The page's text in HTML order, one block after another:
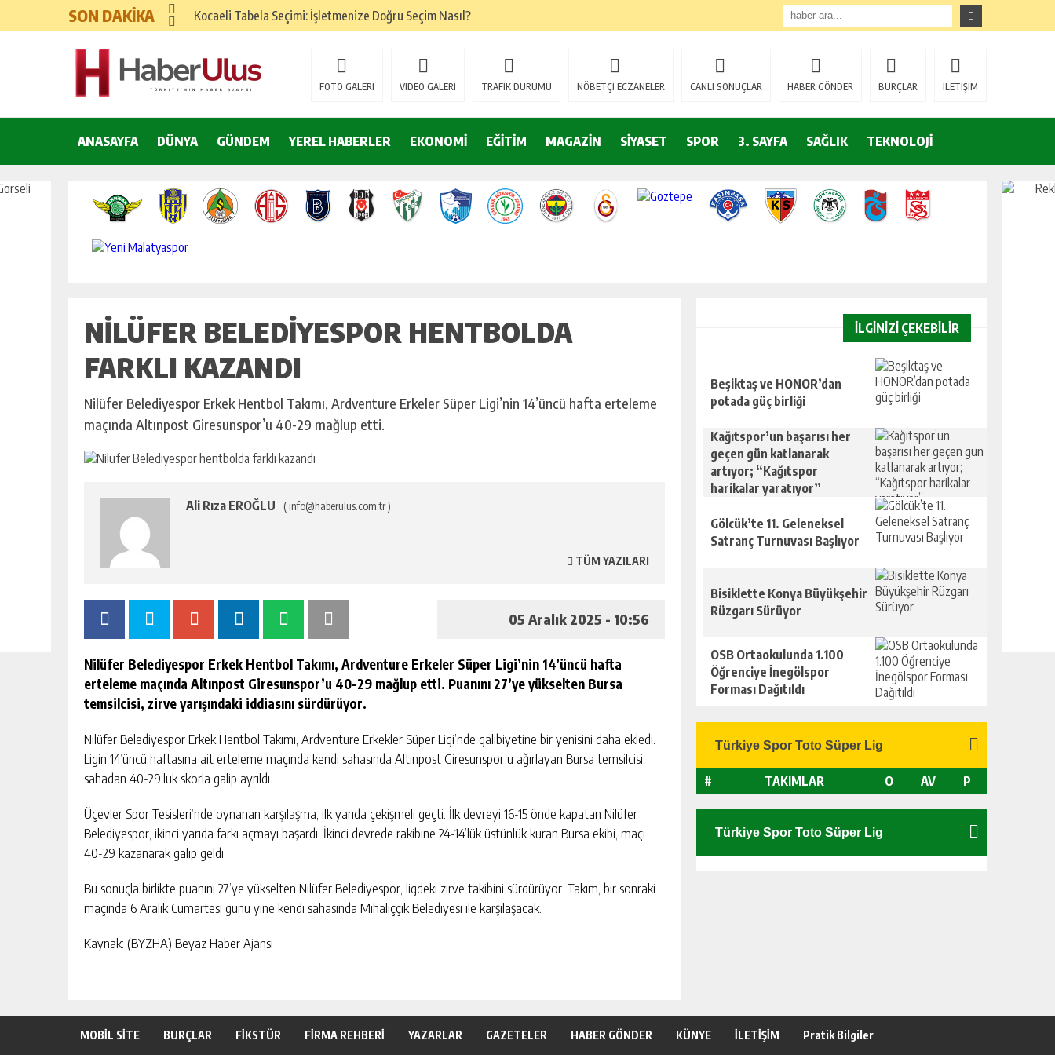
SON DAKİKA
Kocaeli Tabela Seçimi: İşletmenize Doğru Seçim Nasıl?
Hızlı Okuma Alışkanlığı Akademik Başarıyı Nasıl Etkiler?
Nilüfer Belediyesi yönetim sistemi belgelerini yeniledi
Yeni Yıla Pozitif Başlama Yöntemleri
FOTO GALERİ VIDEO GALERİ TRAFİK DURUMU NÖBETÇİ ECZANELER CANLI SONUÇLAR HABER GÖNDER BURÇLAR İLETİŞİM
ANASAYFA DÜNYA GÜNDEM YEREL HABERLER EKONOMİ EĞİTİM MAGAZİN SİYASET SPOR 3. SAYFA SAĞLIK TEKNOLOJİ
NILÜFER BELEDIYESPOR HENTBOLDA
FARKLI KAZANDI
Nilüfer Belediyespor Erkek Hentbol Takımı, Ardventure Erkeler Süper Ligi’nin 14’üncü hafta erteleme
maçında Altınpost Giresunspor’u 40-29 mağlup etti.
Ali Rıza EROĞLU ( info@haberulus.com.tr )
TÜM YAZILARI
05 Aralık 2025 - 10:56
Nilüfer Belediyespor Erkek Hentbol Takımı, Ardventure Erkeler Süper Ligi’nin 14’üncü hafta
erteleme maçında Altınpost Giresunspor’u 40-29 mağlup etti. Puanını 27’ye yükselten Bursa
temsilcisi, zirve yarışındaki iddiasını sürdürüyor.
Nilüfer Belediyespor Erkek Hentbol Takımı, Ardventure Erkekler Süper Ligi’nde galibiyetine bir yenisini daha ekledi.
Ligin 14’üncü haftasına ait erteleme maçında kendi sahasında Altınpost Giresunspor’u ağırlayan Bursa temsilcisi,
sahadan 40-29’luk skorla galip ayrıldı.
Üçevler Spor Tesisleri’nde oynanan karşılaşma, ilk yarıda çekişmeli geçti. İlk devreyi 16-15 önde kapatan Nilüfer
Belediyespor, ikinci yarıda farkı açmayı başardı. İkinci devrede rakibine 24-14’lük üstünlük kuran Bursa ekibi, maçı
40-29 kazanarak galip geldi.
Bu sonuçla birlikte puanını 27’ye yükselten Nilüfer Belediyespor, ligdeki zirve takibini sürdürüyor. Takım, bir sonraki
maçında 6 Aralık Cumartesi günü yine kendi sahasında Mihalıççık Belediyesi ile karşılaşacak.
Kaynak: (BYZHA) Beyaz Haber Ajansı
İLGİNİZİ ÇEKEBİLİR
Beşiktaş ve HONOR’dan
potada güç birliği
Kağıtspor’un başarısı her
geçen gün katlanarak
artıyor; “Kağıtspor
harikalar yaratıyor”
Gölcük’te 11. Geleneksel
Satranç Turnuvası Başlıyor
Bisiklette Konya Büyükşehir
Rüzgarı Sürüyor
OSB Ortaokulunda 1.100
Öğrenciye İnegölspor
Forması Dağıtıldı
# TAKIMLAR O AV P
MOBİL SİTE BURÇLAR FİKSTÜR FİRMA REHBERİ YAZARLAR GAZETELER HABER GÖNDER KÜNYE İLETİŞİM Pratik Bilgiler